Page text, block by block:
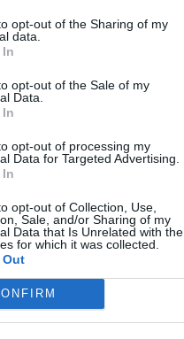
opt-out of the Sharing of my
data.
opt-out of the Sale of my
Data.
opt-out of processing my
Data for Targeted Advertising.
opt-out of Collection, Use,
Sale, and/or Sharing of my
Data that Is Unrelated with the
for which it was collected.